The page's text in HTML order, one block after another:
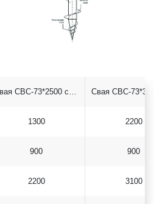
1300
900
2200
2200
900
3100